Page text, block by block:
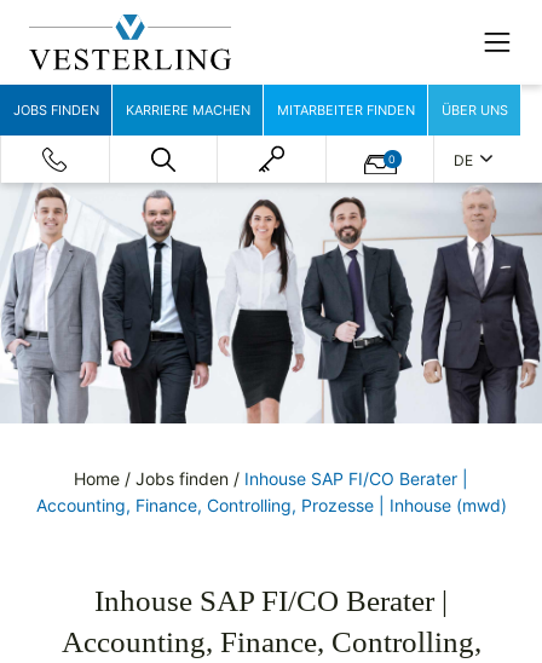
JOBS FINDEN KARRIERE MACHEN MITARBEITER FINDEN ÜBER UNS
0 DE
Home / Jobs finden / Inhouse SAP FI/CO Berater |
Accounting, Finance, Controlling, Prozesse | Inhouse (mwd)
Inhouse SAP FI/CO Berater |
Accounting, Finance, Controlling,